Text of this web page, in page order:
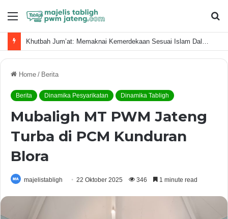
Menu
Khutbah Jum’at: Memaknai Kemerdekaan Sesuai Islam Dalam Era Kecerdasan Buatan
Home / Berita
Berita Dinamika Pesyarikatan Dinamika Tabligh
Mubaligh MT PWM Jateng
Turba di PCM Kunduran
Blora
majelistabligh 22 Oktober 2025 346 1 minute read